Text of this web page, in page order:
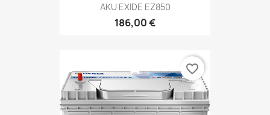
AKU EXIDE EZ850
186,00 €
favorite_border